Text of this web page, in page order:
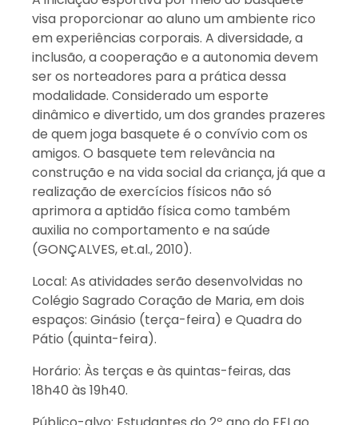
visa proporcionar ao aluno um ambiente rico
em experiências corporais. A diversidade, a
inclusão, a cooperação e a autonomia devem
ser os norteadores para a prática dessa
modalidade. Considerado um esporte
dinâmico e divertido, um dos grandes prazeres
de quem joga basquete é o convívio com os
amigos. O basquete tem relevância na
construção e na vida social da criança, já que a
realização de exercícios físicos não só
aprimora a aptidão física como também
auxilia no comportamento e na saúde
(GONÇALVES, et.al., 2010).
Local: As atividades serão desenvolvidas no
Colégio Sagrado Coração de Maria, em dois
espaços: Ginásio (terça-feira) e Quadra do
Pátio (quinta-feira).
Horário: Às terças e às quintas-feiras, das
18h40 às 19h40.